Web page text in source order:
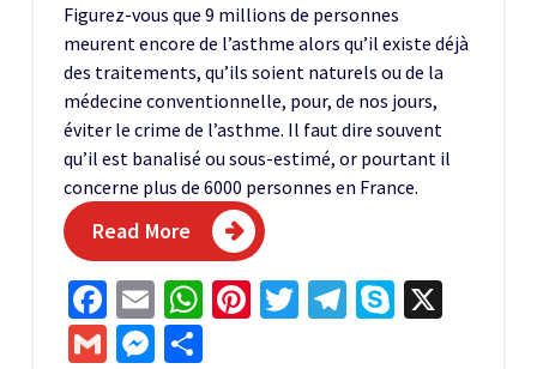
Figurez-vous que 9 millions de personnes
meurent encore de l’asthme alors qu’il existe déjà
des traitements, qu’ils soient naturels ou de la
médecine conventionnelle, pour, de nos jours,
éviter le crime de l’asthme. Il faut dire souvent
qu’il est banalisé ou sous-estimé, or pourtant il
concerne plus de 6000 personnes en France.
Read More
Facebook
EmailWhatsApp
Pinterest
Twitter
Telegram
Skype
GmailMessenger